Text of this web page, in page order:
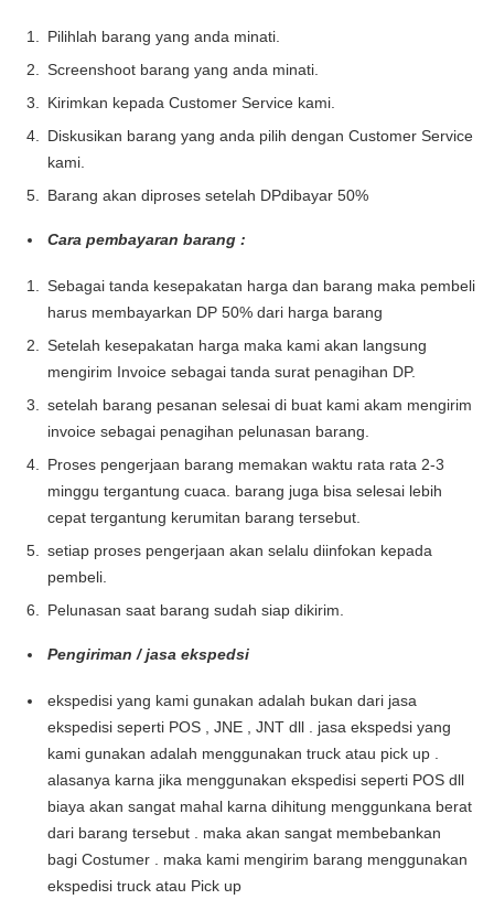
Pilihlah barang yang anda minati.
Screenshoot barang yang anda minati.
Kirimkan kepada Customer Service kami.
Diskusikan barang yang anda pilih dengan Customer Service
kami.
Barang akan diproses setelah DPdibayar 50%
Cara pembayaran barang :
Sebagai tanda kesepakatan harga dan barang maka pembeli
harus membayarkan DP 50% dari harga barang
Setelah kesepakatan harga maka kami akan langsung
mengirim Invoice sebagai tanda surat penagihan DP.
setelah barang pesanan selesai di buat kami akam mengirim
invoice sebagai penagihan pelunasan barang.
Proses pengerjaan barang memakan waktu rata rata 2-3
minggu tergantung cuaca. barang juga bisa selesai lebih
cepat tergantung kerumitan barang tersebut.
setiap proses pengerjaan akan selalu diinfokan kepada
pembeli.
Pelunasan saat barang sudah siap dikirim.
Pengiriman / jasa ekspedsi
ekspedisi yang kami gunakan adalah bukan dari jasa
ekspedisi seperti POS , JNE , JNT dll . jasa ekspedsi yang
kami gunakan adalah menggunakan truck atau pick up .
alasanya karna jika menggunakan ekspedisi seperti POS dll
biaya akan sangat mahal karna dihitung menggunkana berat
dari barang tersebut . maka akan sangat membebankan
bagi Costumer . maka kami mengirim barang menggunakan
ekspedisi truck atau Pick up